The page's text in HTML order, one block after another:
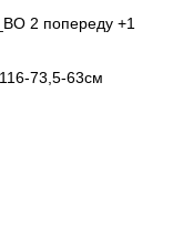
2 попереду +1
73,5-63см